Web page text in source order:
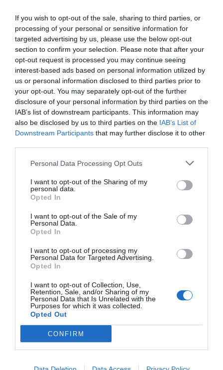
If you wish to opt-out of the sale, sharing to third parties, or
processing of your personal or sensitive information for
targeted advertising by us, please use the below opt-out
section to confirm your selection. Please note that after your
opt-out request is processed you may continue seeing
interest-based ads based on personal information utilized by
us or personal information disclosed to third parties prior to
your opt-out. You may separately opt-out of the further
disclosure of your personal information by third parties on the
IAB’s list of downstream participants. This information may
also be disclosed by us to third parties on the IAB’s List of
Downstream Participants that may further disclose it to other
Personal Data Processing Opt Outs
I want to opt-out of the Sharing of my
personal data.
Opted In
I want to opt-out of the Sale of my
Personal Data.
Opted In
I want to opt-out of processing my
Personal Data for Targeted Advertising.
Opted In
I want to opt-out of Collection, Use,
Retention, Sale, and/or Sharing of my
Personal Data that Is Unrelated with the
Purposes for which it was collected.
Opted Out
CONFIRM